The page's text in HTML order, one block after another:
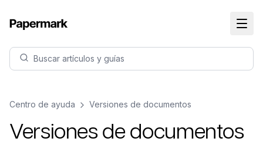
Buscar artículos y guías
Centro de ayuda Versiones de documentos
Versiones de documentos